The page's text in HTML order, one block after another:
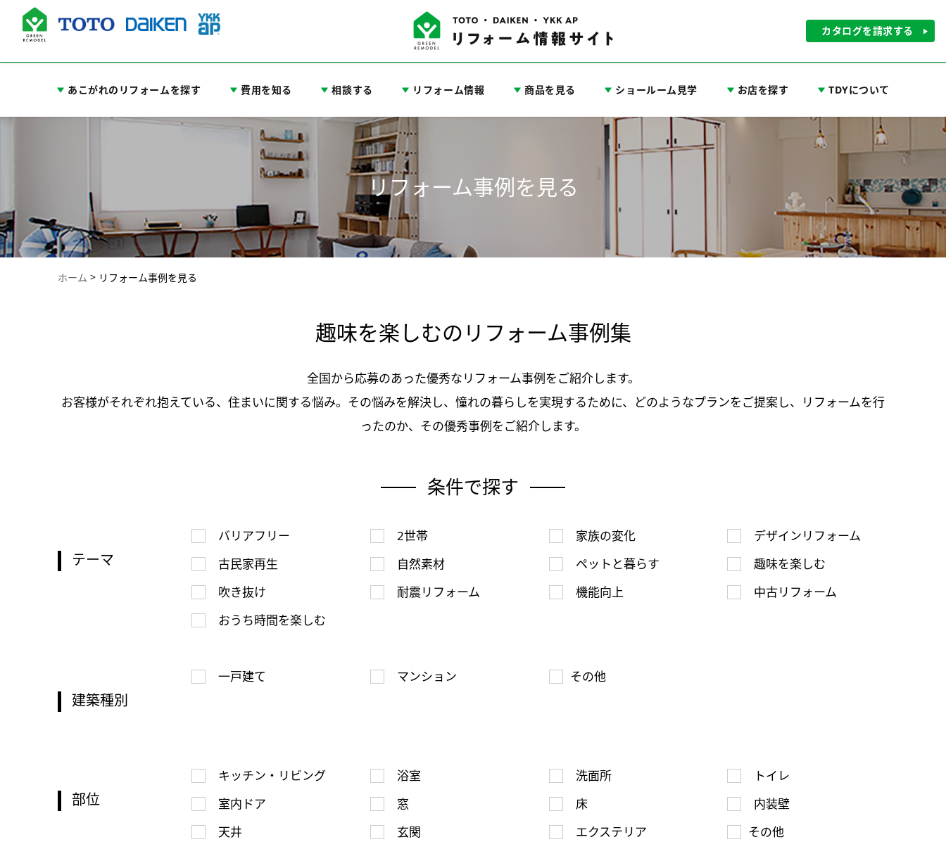
カタログを請求する
あこがれのリフォームを探す 費用を知る 相談する リフォーム情報 商品を見る ショールーム見学 お店を探す TDYについて
リフォーム事例を見る
ホーム リフォーム事例を見る
趣味を楽しむのリフォーム事例集
全国から応募のあった優秀なリフォーム事例をご紹介します。
お客様がそれぞれ抱えている、住まいに関する悩み。その悩みを解決し、憧れの暮らしを実現するために、どのようなプランをご提案し、リフォームを行
ったのか、その優秀事例をご紹介します。
条件で探す
テーマ
バリアフリー 2世帯 家族の変化
デザインリフォーム
古民家再生
自然素材 ペットと暮らす
趣味を楽しむ
吹き抜け
耐震リフォーム 機能向上
中古リフォーム
おうち時間を楽しむ
建築種別
一戸建て マンション その他
部位
キッチン・リビング 浴室 洗面所
トイレ
室内ドア
窓 床
内装壁
天井
玄関 エクステリア その他